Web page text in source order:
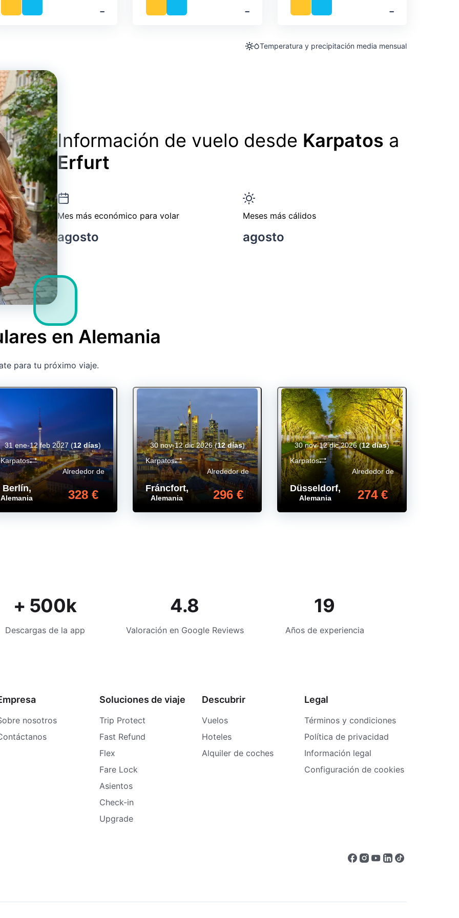
‐ ‐ ‐
Temperatura y precipitación media mensual
Información de vuelo desde Karpatos a
Erfurt
Mes más económico para volar
agosto
Meses más cálidos
agosto
en Alemania
para tu próximo viaje.
Berlín,
Alemania
Alrededor de
328 €
Karpatos
31 ene-12 feb 2027 (12 días)
Fráncfort,
Alemania
Alrededor de
296 €
Karpatos
30 nov-12 dic 2026(12 días)
Düsseldorf,
Alemania
Alrededor de
274 €
Karpatos
30 nov-12 dic 2026(12 días)
+ 500k
Descargas de la app
4.8
Valoración en Google Reviews
19
Años de experiencia
nosotros
Soluciones de viaje
Trip Protect
Fast Refund
Flex
Fare Lock
Asientos
Check-in
Upgrade
Descubrir
Vuelos
Hoteles
Alquiler de coches
Legal
Términos y condiciones
Política de privacidad
Información legal
Configuración de cookies